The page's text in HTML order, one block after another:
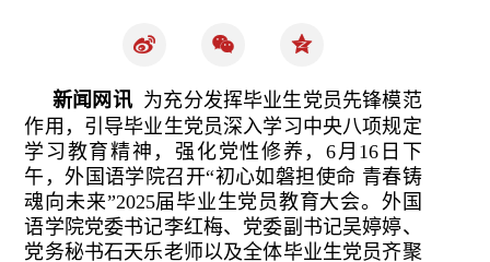
新闻网讯 为充分发挥毕业生党员先锋模范
作用，引导毕业生党员深入学习中央八项规定
学习教育精神，强化党性修养，6月16日下
午，外国语学院召开“初心如磐担使命 青春铸
魂向未来”2025届毕业生党员教育大会。外国
语学院党委书记李红梅、党委副书记吴婷婷、
党务秘书石天乐老师以及全体毕业生党员齐聚